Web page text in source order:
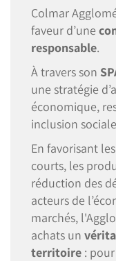
Colmar
faveur d’une
responsable.
À travers son
une stratégie
économique,
inclusion
En favorisant
courts, les
réduction des
acteurs de
marchés,
achats un
territoire :